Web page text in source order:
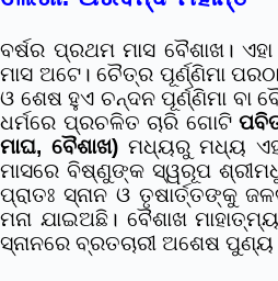
ବର୍ଷର ପ୍ରଥମ ମାସ ବୈଶାଖ।
ମାସ ଅଟେ। ଚୈତ୍ର ପୂର୍ଣ୍ଣିମା
ଓ ଶେଷ ହୁଏ ଚନ୍ଦନ ପୂର୍ଣ୍ଣିମା ବା
ଧର୍ମରେ ପ୍ରଚଳିତ ଚାରି ଗୋଟି
ମାଘ, ବୈଶାଖ)ମଧ୍ୟରୁ ମଧ୍ୟ
ମାସରେ ବିଷ୍ଣୁଙ୍କ ସ୍ୱରୂପ
ପ୍ରାତଃ ସ୍ନାନ ଓ ତୃଷାର୍ତ୍ତଙ୍କୁ
ମନା ଯାଇଅଛି। ବୈଶାଖ
ସ୍ନାନରେ ବ୍ରତଚାରୀ ଅଶେଷ ପୁଣ୍ୟ